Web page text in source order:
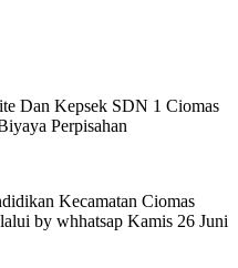
Dan Kepsek SDN 1 Ciomas
Perpisahan
Kecamatan Ciomas
by whhatsap Kamis 26 Juni